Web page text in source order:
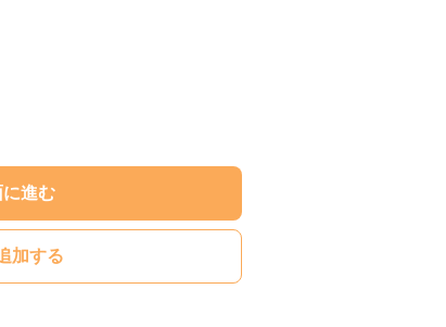
進む
加する